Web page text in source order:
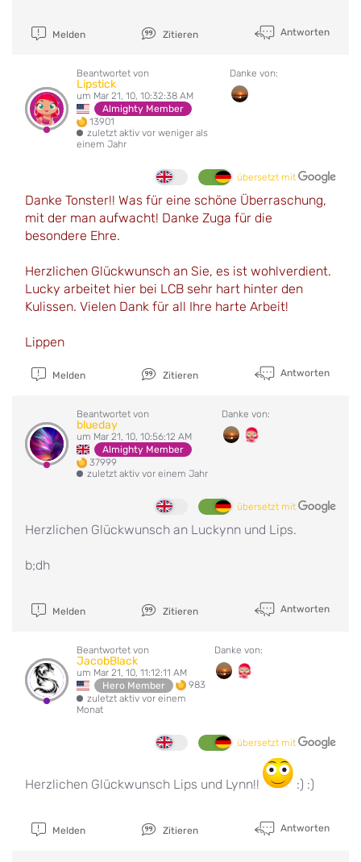
Melden Zitieren Antworten
Beantwortet von
Lipstick
um Mar 21, 10, 10:32:38 AM
Almighty Member
13901
zuletzt aktiv vor weniger als
einem Jahr
Danke von:
übersetzt mit
Danke Tonster!! Was für eine schöne Überraschung,
mit der man aufwacht! Danke Zuga für die
besondere Ehre.
Herzlichen Glückwunsch an Sie, es ist wohlverdient.
Lucky arbeitet hier bei LCB sehr hart hinter den
Kulissen. Vielen Dank für all Ihre harte Arbeit!
Lippen
Melden Zitieren Antworten
Beantwortet von
blueday
um Mar 21, 10, 10:56:12 AM
Almighty Member
37999
zuletzt aktiv vor einem Jahr
Danke von:
übersetzt mit
Herzlichen Glückwunsch an Luckynn und Lips.
b;dh
Melden Zitieren Antworten
Beantwortet von
JacobBlack
um Mar 21, 10, 11:12:11 AM
Hero Member
983
zuletzt aktiv vor einem
Monat
Danke von:
übersetzt mit
Herzlichen Glückwunsch Lips und Lynn!! :) :)
Melden Zitieren Antworten